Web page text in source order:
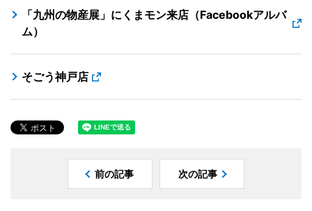
「九州の物産展」にくまモン来店（Facebookアルバ
ム）
そごう神戸店
前の記事 次の記事